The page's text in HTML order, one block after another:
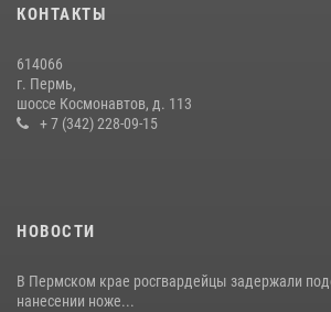
ветеринарно-санитарной службы с годовщиной
В Пермском крае росгвардейцы приняли
вакансий
КОНТАКТЫ
614066
г. Пермь,
шоссе Космонавтов, д. 113
+ 7 (342) 228-09-15
НОВОСТИ
В Пермском крае росгвардейцы задержали
нанесении ноже...